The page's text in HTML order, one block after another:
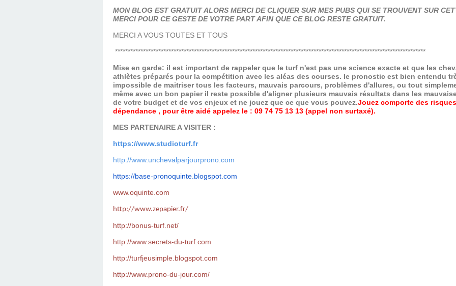
MON BLOG EST GRATUIT ALORS MERCI DE CLIQUER SUR MES PUBS QUI SE TROUVENT SUR
MERCI POUR CE GESTE DE VOTRE PART AFIN QUE CE BLOG RESTE GRATUIT.
MERCI A VOUS TOUTES ET TOUS
**************************************************************************************************************************
Mise en garde: il est important de rappeler que le turf n'est pas une science exacte et que les
athlètes préparés pour la compétition avec les aléas des courses. le pronostic est bien entendu
impossible de maitriser tous les facteurs, mauvais parcours, problèmes d'allures, ou tout
même avec un bon papier il reste possible d'aligner plusieurs mauvais résultats dans les
de votre budget et de vos enjeux et ne jouez que ce que vous pouvez.Jouez comporte des
dépendance , pour être aidé appelez le : 09 74 75 13 13 (appel non surtaxé).
MES PARTENAIRE A VISITER :
https://www.studioturf.fr
http://www.unchevalparjourprono.com
https://base-pronoquinte.blogspot.com
www.oquinte.com
http://www.zepapier.fr/
http://bonus-turf.net/
http://www.secrets-du-turf.com
http://turfjeusimple.blogspot.com
http://www.prono-du-jour.com/